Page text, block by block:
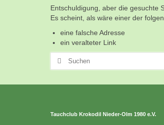
Entschuldigung, aber die gesuchte
Es scheint, als wäre einer der
eine falsche Adresse
ein veralteter Link
Suchen
Tauchclub Krokodil Nieder-Olm 1980 e.V.